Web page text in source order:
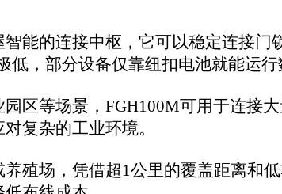
（POS机）、进程间通信（IPC）等场景，满
独特优势，正在为室内外广泛的物联网应用提供
？
地应用案例‌。
看，其应用方向已经非常明确。FGH100M在
进行终端产品开发并形成规模化应用需要一定